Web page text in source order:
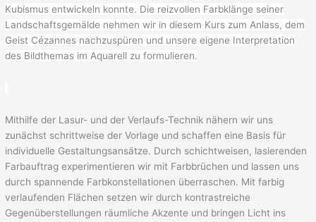
Kubismus entwickeln konnte. Die reizvollen Farbklänge seiner
Landschaftsgemälde nehmen wir in diesem Kurs zum Anlass, dem
Geist Cézannes nachzuspüren und unsere eigene Interpretation
des Bildthemas im Aquarell zu formulieren.
Mithilfe der Lasur- und der Verlaufs-Technik nähern wir uns
zunächst schrittweise der Vorlage und schaffen eine Basis für
individuelle Gestaltungsansätze. Durch schichtweisen, lasierenden
Farbauftrag experimentieren wir mit Farbbrüchen und lassen uns
durch spannende Farbkonstellationen überraschen. Mit farbig
verlaufenden Flächen setzen wir durch kontrastreiche
Gegenüberstellungen räumliche Akzente und bringen Licht ins